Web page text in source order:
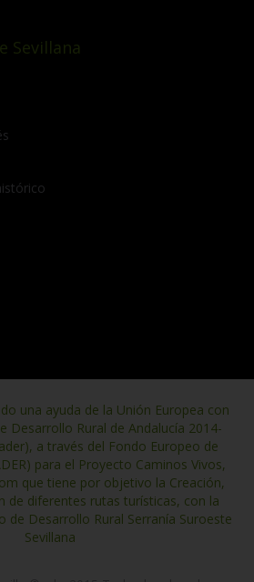
Sevillana
una ayuda de la Unión Europea con
Desarrollo Rural de Andalucía 2014-
a través del Fondo Europeo de
para el Proyecto Caminos Vivos,
que tiene por objetivo la Creación,
de diferentes rutas turísticas, con la
de Desarrollo Rural Serranía Suroeste
Sevillana